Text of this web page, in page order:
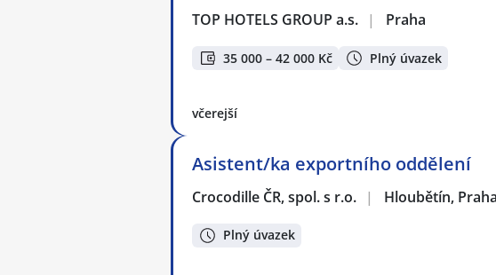
TOP HOTELS GROUP a.s. | Praha
35 000 – 42 000 Kč Plný úvazek
včerejší
Asistent/ka exportního oddělení
Crocodille ČR, spol. s r.o. | Hloubětín, Praha
Plný úvazek